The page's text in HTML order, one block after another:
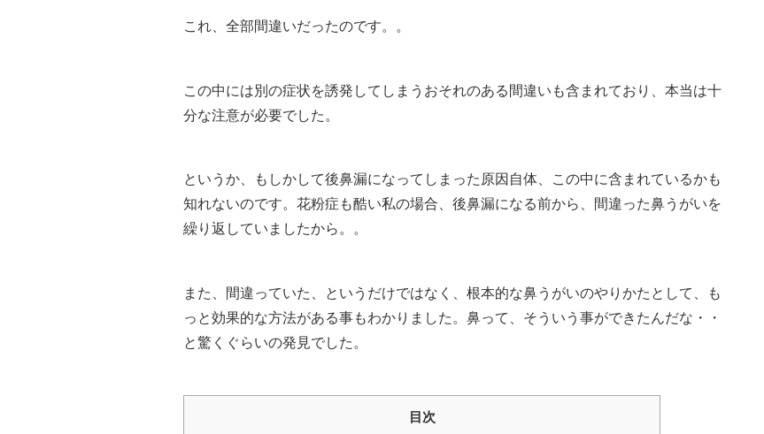
これ、全部間違いだったのです。。
この中には別の症状を誘発してしまうおそれのある間違いも含まれており、本当は十
分な注意が必要でした。
というか、もしかして後鼻漏になってしまった原因自体、この中に含まれているかも
知れないのです。花粉症も酷い私の場合、後鼻漏になる前から、間違った鼻うがいを
繰り返していましたから。。
また、間違っていた、というだけではなく、根本的な鼻うがいのやりかたとして、も
っと効果的な方法がある事もわかりました。鼻って、そういう事ができたんだな・・
と驚くぐらいの発見でした。
目次